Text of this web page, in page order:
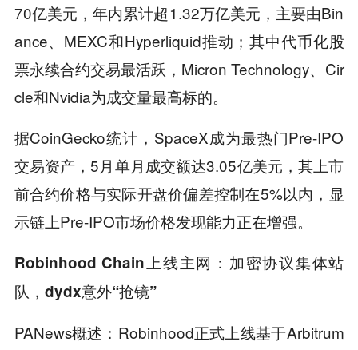
70亿美元，年内累计超1.32万亿美元，主要由Bin
ance、MEXC和Hyperliquid推动；其中代币化股
票永续合约交易最活跃，Micron Technology、Cir
cle和Nvidia为成交量最高标的。
据CoinGecko统计，SpaceX成为最热门Pre-IPO
交易资产，5月单月成交额达3.05亿美元，其上市
前合约价格与实际开盘价偏差控制在5%以内，显
示链上Pre-IPO市场价格发现能力正在增强。
Robinhood Chain上线主网：加密协议集体站
队，dydx意外“抢镜”
PANews概述：Robinhood正式上线基于Arbitrum